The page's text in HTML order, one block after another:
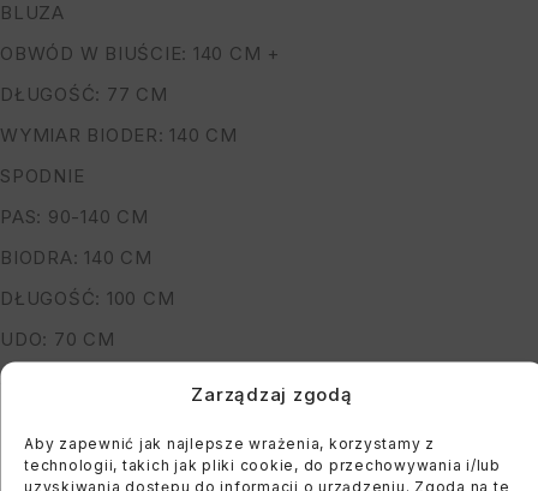
Zarządzaj zgodą
Aby zapewnić jak najlepsze wrażenia, korzystamy z
technologii, takich jak pliki cookie, do przechowywania i/lub
uzyskiwania dostępu do informacji o urządzeniu. Zgoda na te
BLUZA
OBWÓD W BIUŚCIE: 140 CM +
DŁUGOŚĆ: 77 CM
WYMIAR BIODER: 140 CM
SPODNIE
PAS: 90-140 CM
BIODRA: 140 CM
DŁUGOŚĆ: 100 CM
UDO: 70 CM
SKŁAD: 50% POLIESTER, 45% WISKOZA, 5% ELASTAN
MODELKA MA 164 CM WZROSTU, OBWÓD BIUSTU 122